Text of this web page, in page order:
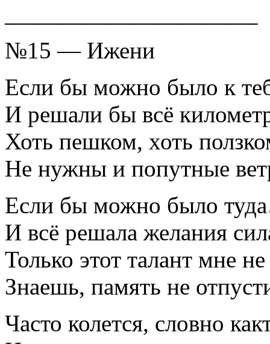
№15 — Ижени
Если бы можно было к
И решали бы всё
Хоть пешком, хоть
Не нужны и попутные
Если бы можно было
И всё решала желания
Только этот талант мне
Знаешь, память не
Часто колется, словно